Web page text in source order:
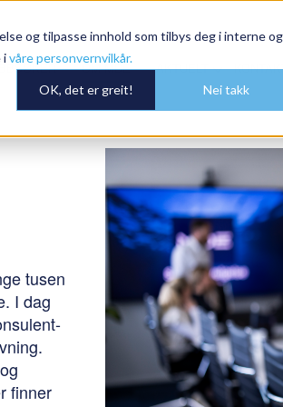
og tilpasse innhold som tilbys deg i interne og
ivåre personvernvilkår.
OK, det er greit! Nei takk
OM MDE AKTUELT
tusen
I dag
finner